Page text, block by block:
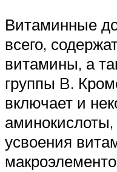
Витаминные
всего,
витамины, а
группы B.
включает и
усвоения